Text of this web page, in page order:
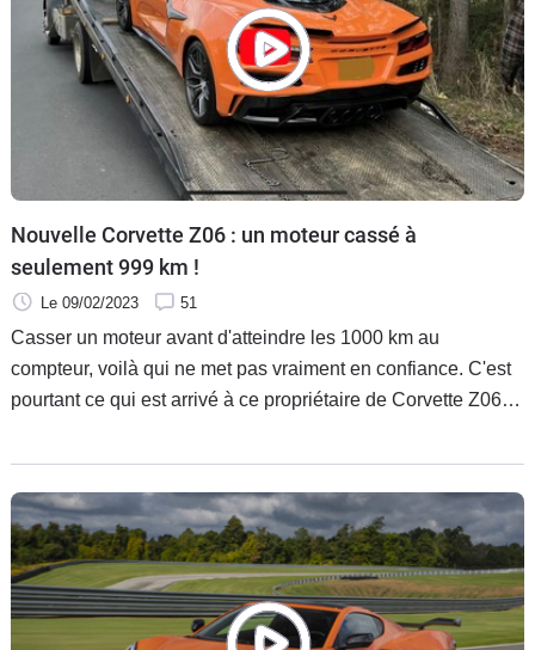
Moto
Marques
Nouvelle Corvette Z06 : un moteur cassé à
seulement 999 km !
Le 09/02/2023 51
Casser un moteur avant d'atteindre les 1000 km au
compteur, voilà qui ne met pas vraiment en confiance. C'est
pourtant ce qui est arrivé à ce propriétaire de Corvette Z06
avoir respecté le rodage. Et il ne serait pas le premier à
laisser la supercar américaine au dépanneur...